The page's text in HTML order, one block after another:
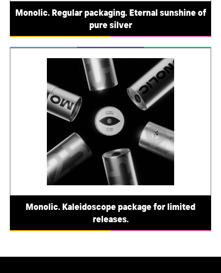
Monolic. Regular packaging. Eternal sunshine of
pure silver
Monolic. Kaleidoscope package for limited
releases.